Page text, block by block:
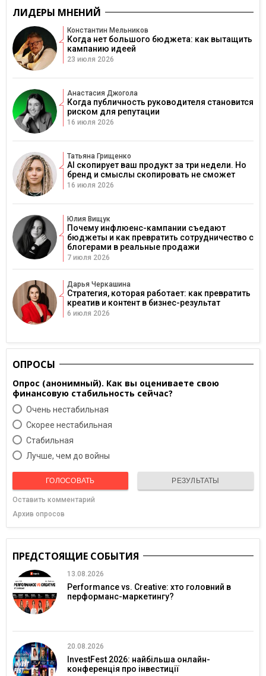
ЛИДЕРЫ МНЕНИЙ
Константин Мельников
Когда нет большого бюджета: как вытащить
кампанию идеей
23 июля 2026
Анастасия Джогола
Когда публичность руководителя становится
риском для репутации
16 июля 2026
Татьяна Грищенко
AI скопирует ваш продукт за три недели. Но
бренд и смыслы скопировать не сможет
16 июля 2026
Юлия Вищук
Почему инфлюенс-кампании съедают
бюджеты и как превратить сотрудничество с
блогерами в реальные продажи
7 июля 2026
Дарья Черкашина
Стратегия, которая работает: как превратить
креатив и контент в бизнес-результат
6 июля 2026
ОПРОСЫ
Опрос (анонимный). Как вы оцениваете свою
финансовую стабильность сейчас?
Очень нестабильная
Скорее нестабильная
Cтабильная
Лучше, чем до войны
ГОЛОСОВАТЬ РЕЗУЛЬТАТЫ
Оставить комментарий
Архив опросов
ПРЕДСТОЯЩИЕ СОБЫТИЯ
13.08.2026
Performance vs. Creative: хто головний в
перформанс-маркетингу?
20.08.2026
InvestFest 2026: найбільша онлайн-
конференція про інвестиції